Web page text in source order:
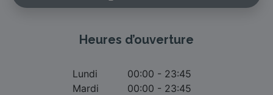
Heures d’ouverture
Lundi
00:00 - 23:45
Mardi
00:00 - 23:45